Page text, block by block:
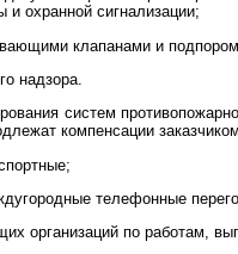
охранной сигнализации;
клапанами и
надзора.
систем
компенсации
телефонные
организаций по работам,